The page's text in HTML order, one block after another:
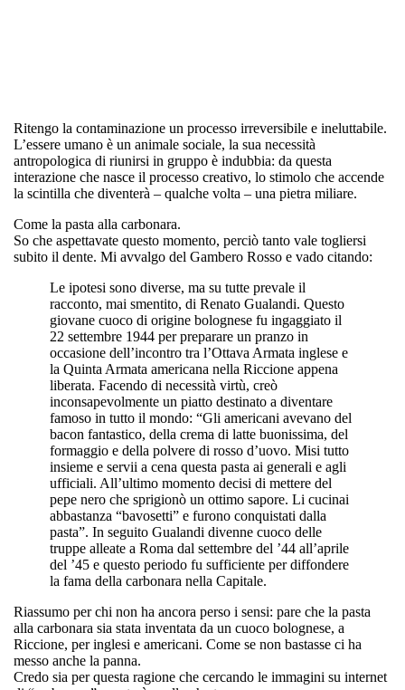
Ritengo la contaminazione un processo irreversibile e ineluttabile.
L’essere umano è un animale sociale, la sua necessità
antropologica di riunirsi in gruppo è indubbia: da questa
interazione che nasce il processo creativo, lo stimolo che accende
la scintilla che diventerà – qualche volta – una pietra miliare.
Come la pasta alla carbonara.
So che aspettavate questo momento, perciò tanto vale togliersi
subito il dente. Mi avvalgo del Gambero Rosso e vado citando:
Le ipotesi sono diverse, ma su tutte prevale il
racconto, mai smentito, di Renato Gualandi. Questo
giovane cuoco di origine bolognese fu ingaggiato il
22 settembre 1944 per preparare un pranzo in
occasione dell’incontro tra l’Ottava Armata inglese e
la Quinta Armata americana nella Riccione appena
liberata. Facendo di necessità virtù, creò
inconsapevolmente un piatto destinato a diventare
famoso in tutto il mondo: “Gli americani avevano del
bacon fantastico, della crema di latte buonissima, del
formaggio e della polvere di rosso d’uovo. Misi tutto
insieme e servii a cena questa pasta ai generali e agli
ufficiali. All’ultimo momento decisi di mettere del
pepe nero che sprigionò un ottimo sapore. Li cucinai
abbastanza “bavosetti” e furono conquistati dalla
pasta”. In seguito Gualandi divenne cuoco delle
truppe alleate a Roma dal settembre del ’44 all’aprile
del ’45 e questo periodo fu sufficiente per diffondere
la fama della carbonara nella Capitale.
Riassumo per chi non ha ancora perso i sensi: pare che la pasta
alla carbonara sia stata inventata da un cuoco bolognese, a
Riccione, peringlesi e americani. Come se non bastasse ci ha
messo anche la panna.
Credo sia per questa ragione che cercando le immagini su internet